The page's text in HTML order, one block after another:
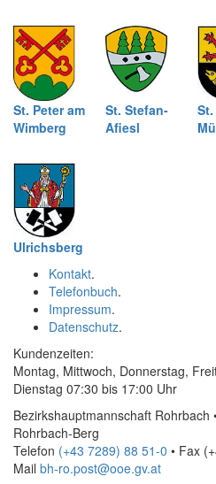
St. Peter am
Wimberg
St. Stefan-
Afiesl
Ulrichsberg
Kontakt.
Telefonbuch.
Impressum.
Datenschutz.
Kundenzeiten:
Montag, Mittwoch, Donnerstag,
Dienstag 07:30 bis 17:00 Uhr
Bezirkshauptmannschaft Rohrbach
Rohrbach-Berg
Telefon (+43 7289) 88 51-0 • Fax
Mail bh-ro.post@ooe.gv.at